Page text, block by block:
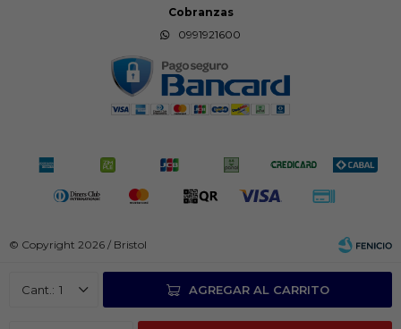
1 AGREGAR AL CARRITO
Cobranzas
0991921600
© Copyright 2026 / Bristol